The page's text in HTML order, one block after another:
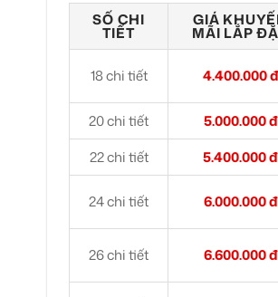
SỐ CHI
TIẾT
GIÁ
MÃI LẮP
18 chi tiết 4.400.000 đ
20 chi tiết 5.000.000 đ
22 chi tiết
5.400.000 đ
24 chi tiết 6.000.000 đ
26 chi tiết 6.600.000 đ